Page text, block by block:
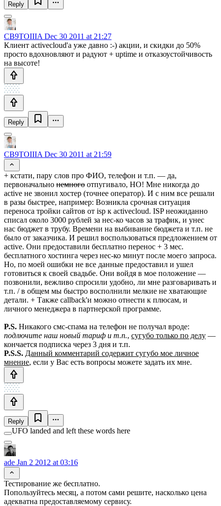
Reply
CB9TOIIIA Dec 30 2011 at 21:27
Клиент activecloud'a уже давно :-) акции, и скидки до 50%
просто вдохновляют и радуют + uptime и отказоустойчивость
на высоте!
Reply
CB9TOIIIA Dec 30 2011 at 21:59
+ кстати, пару слов про ФИО, телефон и т.п. — да,
первоначально немного отпугивало, НО! Мне никогда до
active не звонил хостер (точнее оператор). И с ним все решали
в разы быстрее, например: Возникла срочная ситуация
переноса тройки сайтов от isp к activecloud. ISP неожиданно
списал около 3000 рублей за нес-ко часов за трафик, и унес
нас бюджет в трубу. Времени на выбивание бюджета и т.п. не
было от заказчика. И решил воспользоваться предложением от
active. Они предоставили бесплатно перенос + 3 мес.
бесплатного хостинга через нес-ко минут после моего запроса.
Но, по моей ошибки не все данные предоставил и ушел
готовиться к своей свадьбе. Они войдя в мое положение —
позвонили, вежливо спросили удобно, ли мне разговаривать и
т.п. / в общем мы быстро восполнили мелкие не хватающие
детали. + Также callback'и можно отнести к плюсам, и
личного менеджера в партнерской программе.
P.S. Никакого смс-спама на телефон не получал вроде:
подлючите наш новый тариф и т.п., сугубо только по делу —
кончается подписка через 3 дня и т.п.
P.S.S. Данный комментарий содержит сугубо мое личное
мнение, если у Вас есть вопросы можете задать их мне.
Reply
UFO landed and left these words here
ade Jan 2 2012 at 03:16
Тестирование же бесплатно.
Попользуйтесь месяц, а потом сами решите, насколько цена
адекватна предоставляемому сервису.